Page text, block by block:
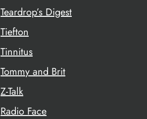
Teardrop’s Digest
Tiefton
Tinnitus
Tommy and Brit
Z-Talk
Radio Face